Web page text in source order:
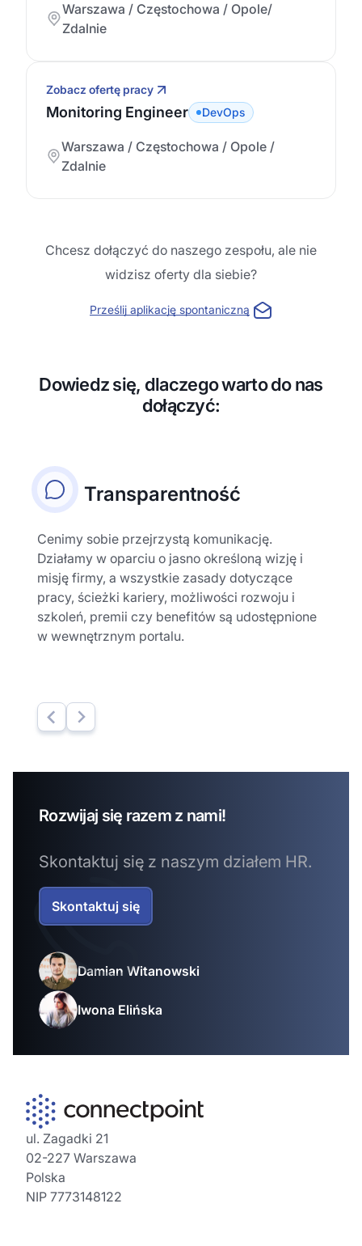
Warszawa / Częstochowa / Opole/
Zdalnie
Zobacz ofertę pracy
Monitoring Engineer DevOps
Warszawa / Częstochowa / Opole /
Zdalnie
Chcesz dołączyć do naszego zespołu, ale nie
widzisz oferty dla siebie?
Prześlij aplikację spontaniczną
Dowiedz się, dlaczego warto do nas
dołączyć:
Transparentność
Cenimy sobie przejrzystą komunikację.
Działamy w oparciu o jasno określoną wizję i
misję firmy, a wszystkie zasady dotyczące
pracy, ścieżki kariery, możliwości rozwoju i
szkoleń, premii czy benefitów są udostępnione
w wewnętrznym portalu.
Rozwijaj się razem z nami!
Skontaktuj się z naszym działem HR.
Skontaktuj się
Damian Witanowski
Iwona Elińska
ul. Zagadki 21
02-227 Warszawa
Polska
NIP 7773148122